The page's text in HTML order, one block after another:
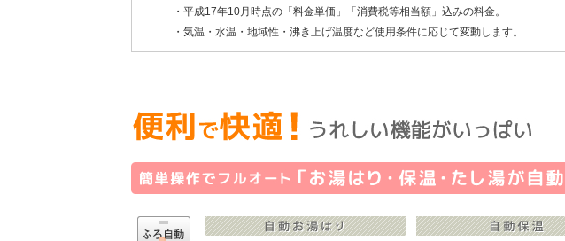
・平成17年10月時点の「料金単価」「消費税等相当額」込みの料金。
・気温・水温・地域性・沸き上げ温度など使用条件に応じて変動します。